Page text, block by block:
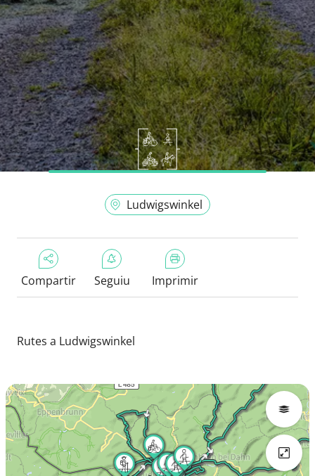
Ludwigswinkel
Compartir Seguiu Imprimir
Rutes a Ludwigswinkel